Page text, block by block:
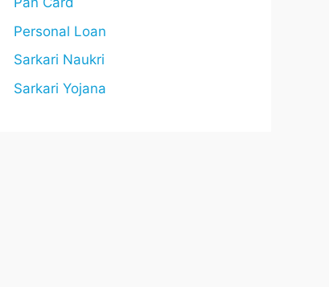
Personal Loan
Sarkari Naukri
Sarkari Yojana